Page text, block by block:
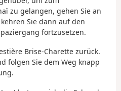
zu gelangen, gehen Sie an
Sie dann auf den
fortzusetzen.
Brise-Charette zurück.
folgen Sie dem Weg knapp